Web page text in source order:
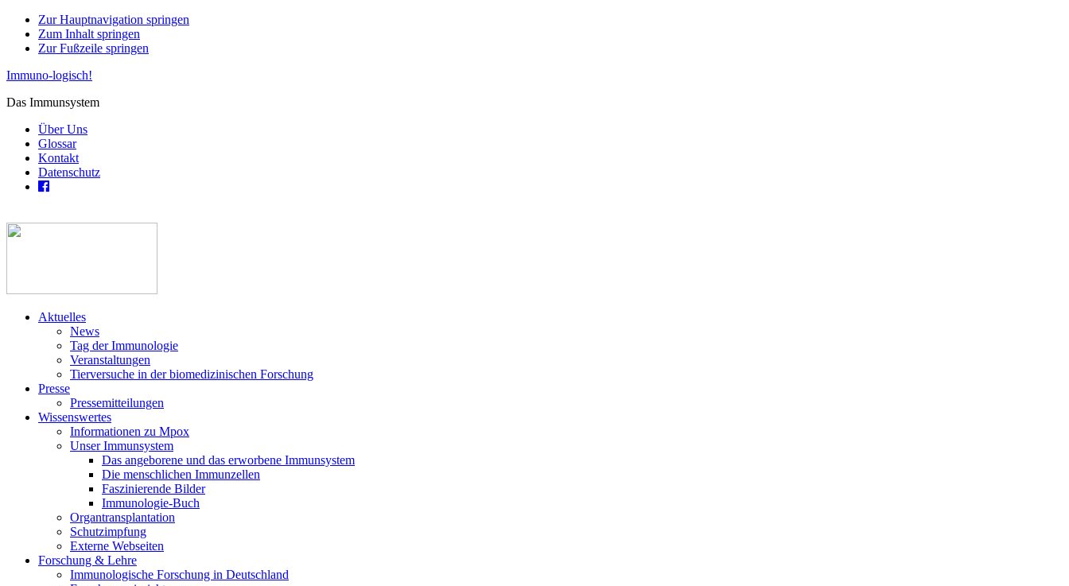
Zur Hauptnavigation springen
Zum Inhalt springen
Zur Fußzeile springen
Immuno-logisch!
Das Immunsystem
Über Uns
Glossar
Kontakt
Datenschutz
Aktuelles
News
Tag der Immunologie
Veranstaltungen
Tierversuche in der biomedizinischen Forschung
Presse
Pressemitteilungen
Wissenswertes
Informationen zu Mpox
Unser Immunsystem
Das angeborene und das erworbene Immunsystem
Die menschlichen Immunzellen
Faszinierende Bilder
Immunologie-Buch
Organtransplantation
Schutzimpfung
Externe Webseiten
Forschung & Lehre
Immunologische Forschung in Deutschland